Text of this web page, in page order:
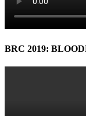
BRC 2019: